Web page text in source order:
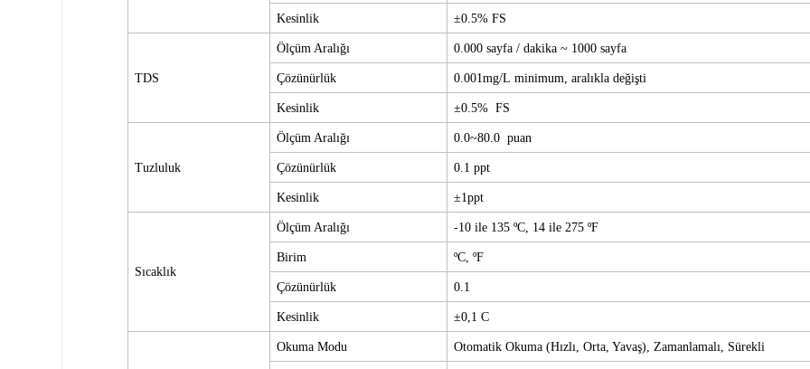
Kesinlik ±0.5% FS
TDS
Ölçüm Aralığı 0.000 sayfa / dakika ~ 1000 sayfa
Çözünürlük 0.001mg/L minimum, aralıkla değişti
Kesinlik ±0.5% FS
Tuzluluk
Ölçüm Aralığı 0.0~80.0 puan
Çözünürlük 0.1 ppt
Kesinlik ±1ppt
Sıcaklık
Ölçüm Aralığı -10 ile 135 ºC, 14 ile 275 ºF
Birim ºC, ºF
Çözünürlük 0.1
Kesinlik ±0,1 C
Okuma Modu Otomatik Okuma (Hızlı, Orta, Yavaş), Zamanlamalı, Sürekli